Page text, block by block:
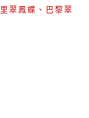
翠鳳蝶、巴黎翠